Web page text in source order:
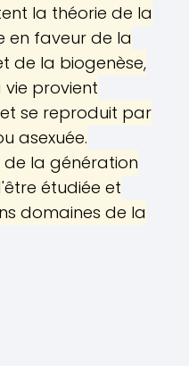
la théorie de la
en faveur de la
de la biogenèse,
provient
se reproduit par
asexuée.
la génération
étudiée et
domaines de la